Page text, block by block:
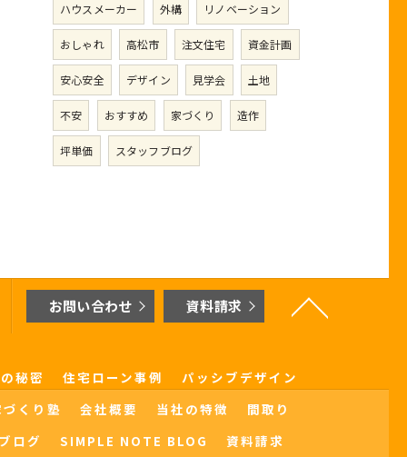
ハウスメーカー 外構 リノベーション
おしゃれ 高松市 注文住宅 資金計画
安心安全 デザイン 見学会 土地
不安 おすすめ 家づくり 造作
坪単価 スタッフブログ
お問い合わせ 資料請求
秘密 住宅ローン事例
パッシブデザイン
づくり塾 会社概要 当社の特徴
間取り
ログ SIMPLE NOTE BLOG 資料請求